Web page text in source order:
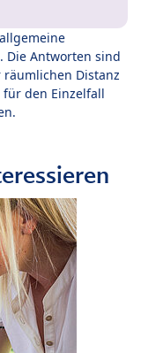
Die Antworten sind
Distanz
den Einzelfall